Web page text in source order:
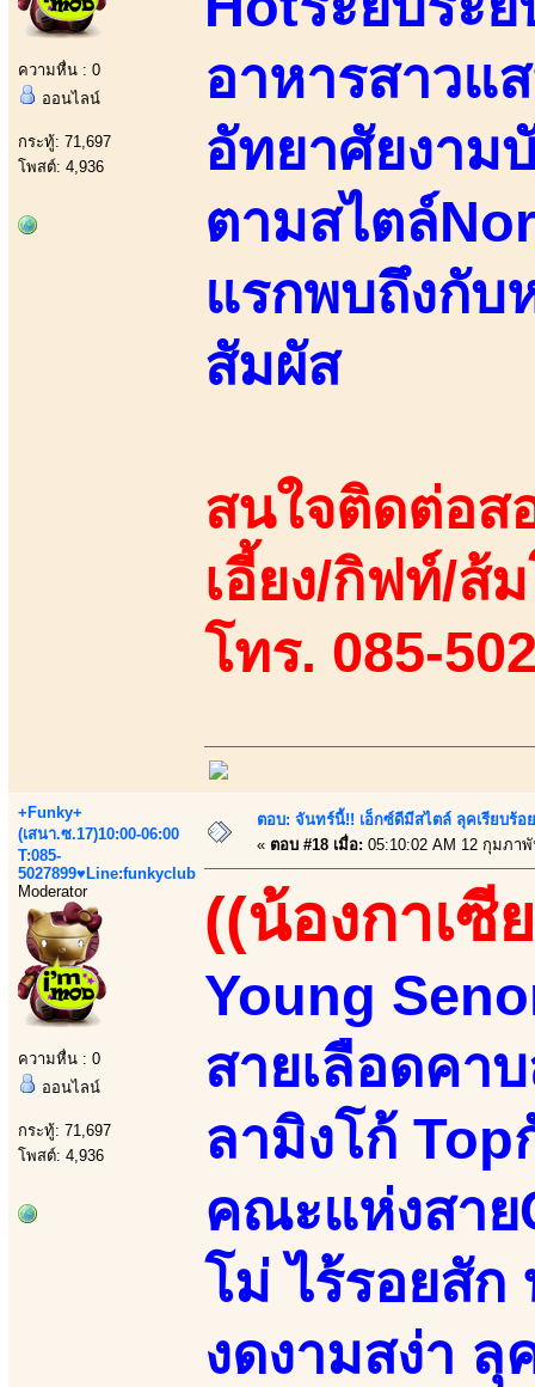
ความหื่น : 0
ออนไลน์
กระทู้: 71,697
โพสต์: 4,936
อาหารสาวแ
อัทยาศัยงาม
ตามสไตล์
แรกพบถึงกับ
สัมผัส
สนใจติดต่อส
เอี้ยง/กิฟท์/ส้
โทร. 085-
+Funky+
(เสนา.ซ.17)10:00-06:00
T:085-
5027899♥Line:funkyclub
Moderator
ความหื่น : 0
ออนไลน์
กระทู้: 71,697
โพสต์: 4,936
ตอบ: จันทร์นี้!! เอ็กซ์ดีมีสไตล์ ลุคเรียบร้
« ตอบ #18 เมื่อ: 05:10:02 AM 12 กุมภา
((น้องกาเซี
Young
สายเลือดคา
ลามิงโก้
คณะแห่งสาย
โม่ ไร้รอยสัก
งดงามสง่า